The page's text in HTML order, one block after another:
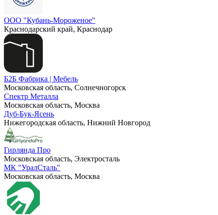
ООО "Кубань-Мороженое"
Краснодарский край, Краснодар
Б2Б Фабрика | Мебель
Московская область, Солнечногорск
Спектр Металла
Московская область, Москва
Дуб-Бук-Ясень
Нижегородская область, Нижний Новгород
Гирлянда Про
Московская область, Электросталь
МК "УралСталь"
Московская область, Москва